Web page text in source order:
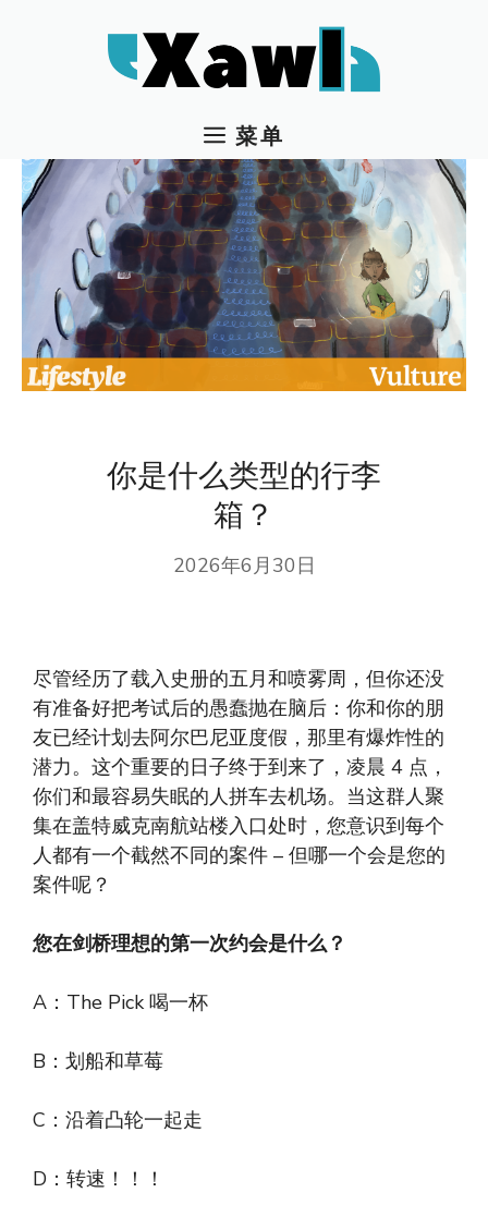
菜单
你是什​​么类型的行李
箱？
2026年6月30日
尽管经历了载入史册的五月和喷雾周，但你还没
有准备好把考试后的愚蠢抛在脑后：你和你的朋
友已经计划去阿尔巴尼亚度假，那里有爆炸性的
潜力。这个重要的日子终于到来了，凌晨 4 点，
你们和最容易失眠的人拼车去机场。当这群人聚
集在盖特威克南航站楼入口处时，您意识到每个
人都有一个截然不同的案件 – 但哪一个会是您的
案件呢？
您在剑桥理想的第一次约会是什么？
A：The Pick 喝一杯
B：划船和草莓
C：沿着凸轮一起走
D：转速！！！